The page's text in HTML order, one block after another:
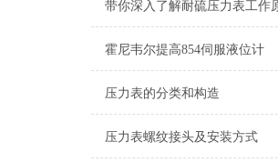
霍尼韦尔提高854伺服液位计
压力表的分类和构造
压力表螺纹接头及安装方式